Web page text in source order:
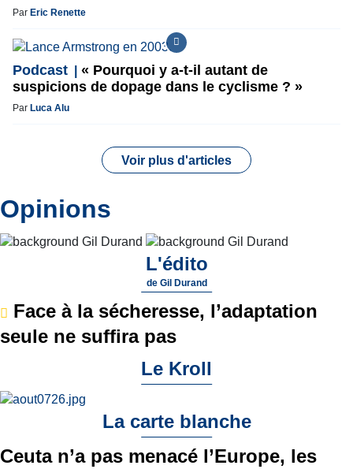
Par Eric Renette
Podcast
« Pourquoi y a-t-il autant de
suspicions de dopage dans le cyclisme ? »
Par Luca Alu
Voir plus d'articles
Opinions
L'édito
de Gil Durand
Face à la sécheresse, l’adaptation
seule ne suffira pas
Le Kroll
La carte blanche
Ceuta n’a pas menacé l’Europe, les